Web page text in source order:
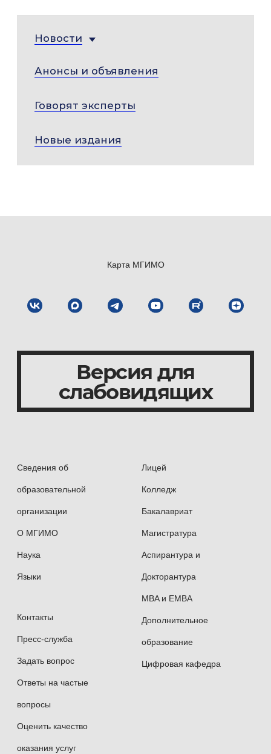
Новости
Анонсы и объявления
Говорят эксперты
Новые издания
Сведения об
образовательной
организации
О МГИМО
Наука
Языки
Контакты
Пресс-служба
Задать вопрос
Ответы на частые
вопросы
Оценить качество
оказания услуг
Лицей
Колледж
Бакалавриат
Магистратура
Аспирантура и
Докторантура
MBA и EMBA
Дополнительное
образование
Цифровая кафедра
Карта МГИМО
Версия для
слабовидящих